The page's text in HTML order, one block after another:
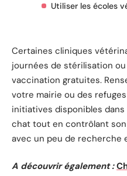
Utiliser les écoles
Certaines cliniques
journées de stérilisation
vaccination gratuites.
votre mairie ou des
initiatives disponibles
chat tout en contrôlant
avec un peu de recherche
A découvrir également :